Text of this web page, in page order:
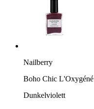
Nailberry
Boho Chic L'Oxygéné
Dunkelviolett